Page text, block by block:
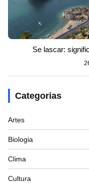
Se lascar:
Categorias
Artes
Biologia
Clima
Cultura